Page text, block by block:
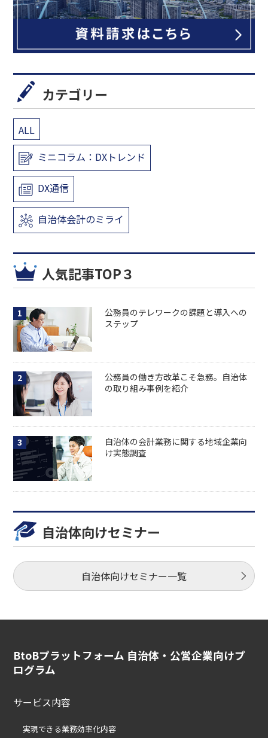
カテゴリー
ALL
ミニコラム：DXトレンド
DX通信
自治体会計のミライ
人気記事TOP３
公務員のテレワークの課題と導入への
ステップ
公務員の働き方改革こそ急務。自治体
の取り組み事例を紹介
自治体の会計業務に関する地域企業向
け実態調査
自治体向けセミナー
自治体向けセミナー一覧
BtoBプラットフォーム 自治体・公営企業向けプ
ログラム
サービス内容
実現できる業務効率化内容